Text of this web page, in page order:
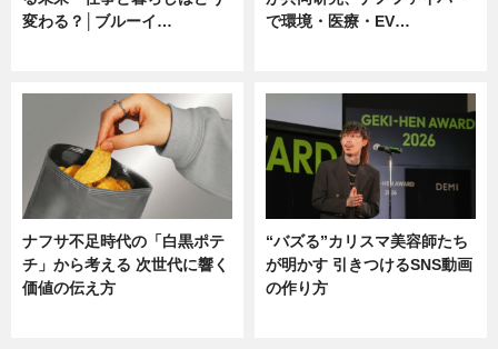
変わる？│ブルーイ…
で環境・医療・EV…
ナフサ不足時代の「白黒ポテ
チ」から考える 次世代に響く
価値の伝え方
“バズる”カリスマ美容師たち
が明かす 引きつけるSNS動画
の作り方